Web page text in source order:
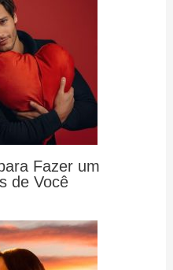
Fazer um
de Você